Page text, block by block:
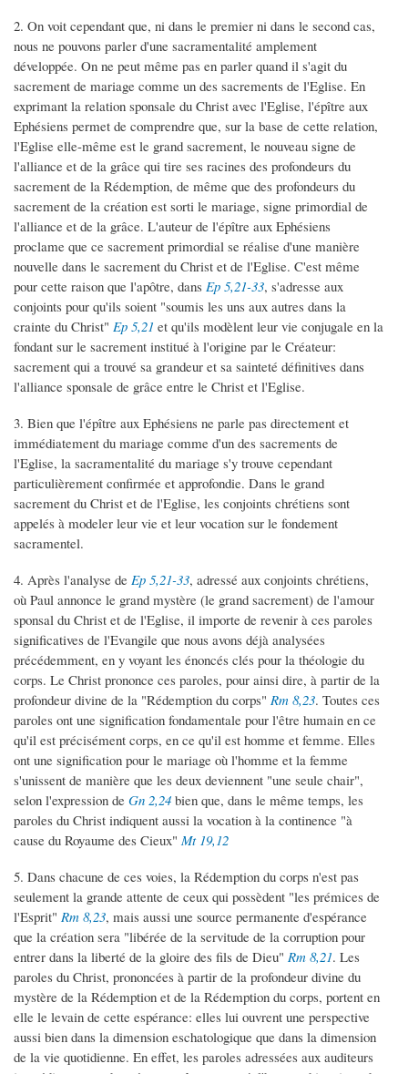
2. On voit cependant que, ni dans le premier ni dans le second cas,
nous ne pouvons parler d'une sacramentalité amplement
développée. On ne peut même pas en parler quand il s'agit du
sacrement de mariage comme un des sacrements de l'Eglise. En
exprimant la relation sponsale du Christ avec l'Eglise, l'épître aux
Ephésiens permet de comprendre que, sur la base de cette relation,
l'Eglise elle-même est le grand sacrement, le nouveau signe de
l'alliance et de la grâce qui tire ses racines des profondeurs du
sacrement de la Rédemption, de même que des profondeurs du
sacrement de la création est sorti le mariage, signe primordial de
l'alliance et de la grâce. L'auteur de l'épître aux Ephésiens
proclame que ce sacrement primordial se réalise d'une manière
nouvelle dans le sacrement du Christ et de l'Eglise. C'est même
pour cette raison que l'apôtre, dans Ep 5,21-33, s'adresse aux
conjoints pour qu'ils soient "soumis les uns aux autres dans la
crainte du Christ" Ep 5,21 et qu'ils modèlent leur vie conjugale en la
fondant sur le sacrement institué à l'origine par le Créateur:
sacrement qui a trouvé sa grandeur et sa sainteté définitives dans
l'alliance sponsale de grâce entre le Christ et l'Eglise.
3. Bien que l'épître aux Ephésiens ne parle pas directement et
immédiatement du mariage comme d'un des sacrements de
l'Eglise, la sacramentalité du mariage s'y trouve cependant
particulièrement confirmée et approfondie. Dans le grand
sacrement du Christ et de l'Eglise, les conjoints chrétiens sont
appelés à modeler leur vie et leur vocation sur le fondement
sacramentel.
4. Après l'analyse de Ep 5,21-33, adressé aux conjoints chrétiens,
où Paul annonce le grand mystère (le grand sacrement) de l'amour
sponsal du Christ et de l'Eglise, il importe de revenir à ces paroles
significatives de l'Evangile que nous avons déjà analysées
précédemment, en y voyant les énoncés clés pour la théologie du
corps. Le Christ prononce ces paroles, pour ainsi dire, à partir de la
profondeur divine de la "Rédemption du corps" Rm 8,23. Toutes ces
paroles ont une signification fondamentale pour l'être humain en ce
qu'il est précisément corps, en ce qu'il est homme et femme. Elles
ont une signification pour le mariage où l'homme et la femme
s'unissent de manière que les deux deviennent "une seule chair",
selon l'expression de Gn 2,24 bien que, dans le même temps, les
paroles du Christ indiquent aussi la vocation à la continence "à
cause du Royaume des Cieux" Mt 19,12
5. Dans chacune de ces voies, la Rédemption du corps n'est pas
seulement la grande attente de ceux qui possèdent "les prémices de
l'Esprit" Rm 8,23, mais aussi une source permanente d'espérance
que la création sera "libérée de la servitude de la corruption pour
entrer dans la liberté de la gloire des fils de Dieu" Rm 8,21. Les
paroles du Christ, prononcées à partir de la profondeur divine du
mystère de la Rédemption et de la Rédemption du corps, portent en
elle le levain de cette espérance: elles lui ouvrent une perspective
aussi bien dans la dimension eschatologique que dans la dimension
de la vie quotidienne. En effet, les paroles adressées aux auditeurs